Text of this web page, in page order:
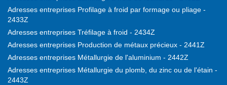
Adresses entreprises Profilage à froid par formage ou pliage -
2433Z
Adresses entreprises Tréfilage à froid - 2434Z
Adresses entreprises Production de métaux précieux - 2441Z
Adresses entreprises Métallurgie de l'aluminium - 2442Z
Adresses entreprises Métallurgie du plomb, du zinc ou de l'étain -
2443Z